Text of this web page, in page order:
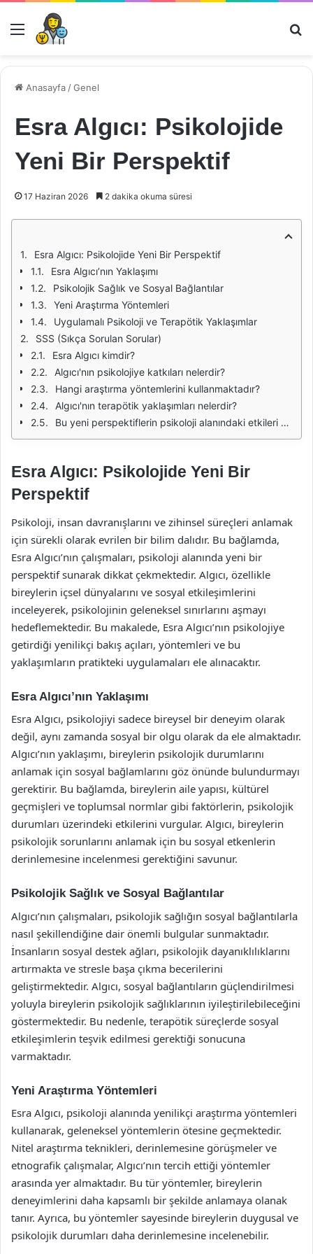
Menü
Anasayfa /Genel
Esra Algıcı: Psikolojide
Yeni Bir Perspektif
17 Haziran 2026 2 dakika okuma süresi
Esra Algıcı: Psikolojide Yeni Bir Perspektif
Esra Algıcı’nın Yaklaşımı
Psikolojik Sağlık ve Sosyal Bağlantılar
Yeni Araştırma Yöntemleri
Uygulamalı Psikoloji ve Terapötik Yaklaşımlar
SSS (Sıkça Sorulan Sorular)
Esra Algıcı kimdir?
Algıcı'nın psikolojiye katkıları nelerdir?
Hangi araştırma yöntemlerini kullanmaktadır?
Algıcı'nın terapötik yaklaşımları nelerdir?
Bu yeni perspektiflerin psikoloji alanındaki etkileri nelerdir?
Esra Algıcı: Psikolojide Yeni Bir
Perspektif
Psikoloji, insan davranışlarını ve zihinsel süreçleri anlamak
için sürekli olarak evrilen bir bilim dalıdır. Bu bağlamda,
Esra Algıcı’nın çalışmaları, psikoloji alanında yeni bir
perspektif sunarak dikkat çekmektedir. Algıcı, özellikle
bireylerin içsel dünyalarını ve sosyal etkileşimlerini
inceleyerek, psikolojinin geleneksel sınırlarını aşmayı
hedeflemektedir. Bu makalede, Esra Algıcı’nın psikolojiye
getirdiği yenilikçi bakış açıları, yöntemleri ve bu
yaklaşımların pratikteki uygulamaları ele alınacaktır.
Esra Algıcı’nın Yaklaşımı
Esra Algıcı, psikolojiyi sadece bireysel bir deneyim olarak
değil, aynı zamanda sosyal bir olgu olarak da ele almaktadır.
Algıcı’nın yaklaşımı, bireylerin psikolojik durumlarını
anlamak için sosyal bağlamlarını göz önünde bulundurmayı
gerektirir. Bu bağlamda, bireylerin aile yapısı, kültürel
geçmişleri ve toplumsal normlar gibi faktörlerin, psikolojik
durumları üzerindeki etkilerini vurgular. Algıcı, bireylerin
psikolojik sorunlarını anlamak için bu sosyal etkenlerin
derinlemesine incelenmesi gerektiğini savunur.
Psikolojik Sağlık ve Sosyal Bağlantılar
Algıcı’nın çalışmaları, psikolojik sağlığın sosyal bağlantılarla
nasıl şekillendiğine dair önemli bulgular sunmaktadır.
İnsanların sosyal destek ağları, psikolojik dayanıklılıklarını
artırmakta ve stresle başa çıkma becerilerini
geliştirmektedir. Algıcı, sosyal bağlantıların güçlendirilmesi
yoluyla bireylerin psikolojik sağlıklarının iyileştirilebileceğini
göstermektedir. Bu nedenle, terapötik süreçlerde sosyal
etkileşimlerin teşvik edilmesi gerektiği sonucuna
varmaktadır.
Yeni Araştırma Yöntemleri
Esra Algıcı, psikoloji alanında yenilikçi araştırma yöntemleri
kullanarak, geleneksel yöntemlerin ötesine geçmektedir.
Nitel araştırma teknikleri, derinlemesine görüşmeler ve
etnografik çalışmalar, Algıcı’nın tercih ettiği yöntemler
arasında yer almaktadır. Bu tür yöntemler, bireylerin
deneyimlerini daha kapsamlı bir şekilde anlamaya olanak
tanır. Ayrıca, bu yöntemler sayesinde bireylerin duygusal ve
psikolojik durumları daha derinlemesine incelenebilir.